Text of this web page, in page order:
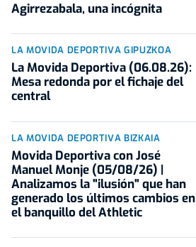
Agirrezabala, una incógnita
LA MOVIDA DEPORTIVA GIPUZKOA
La Movida Deportiva (06.08.26):
Mesa redonda por el fichaje del
central
LA MOVIDA DEPORTIVA BIZKAIA
Movida Deportiva con José
Manuel Monje (05/08/26) |
Analizamos la "ilusión" que han
generado los últimos cambios en
el banquillo del Athletic